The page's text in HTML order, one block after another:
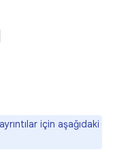
için aşağıdaki